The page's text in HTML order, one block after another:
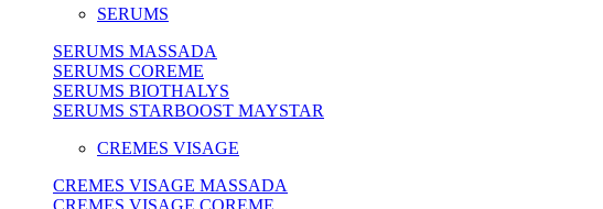
SERUMS
SERUMS MASSADA
SERUMS COREME
SERUMS BIOTHALYS
SERUMS STARBOOST MAYSTAR
CREMES VISAGE
CREMES VISAGE MASSADA
CREMES VISAGE COREME